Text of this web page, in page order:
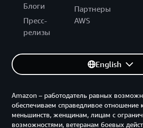
Блоги
Пресс-
релизы
Партнеры
AWS
English
Amazon – работодатель равных
обеспечиваем справедливое отношение
меньшинств, женщинам, лицам с
возможностями, ветеранам боевых